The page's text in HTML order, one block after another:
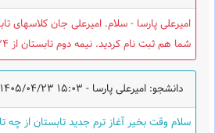
شما هم ثبت نام کردید. نیمه دوم تابستان از 24 مرداد شروع میشه
دانشجو: امیرعلی پارسا - 1405/04/23 15:03
سلام وقت بخیر آغاز ترم جدید تابستان از